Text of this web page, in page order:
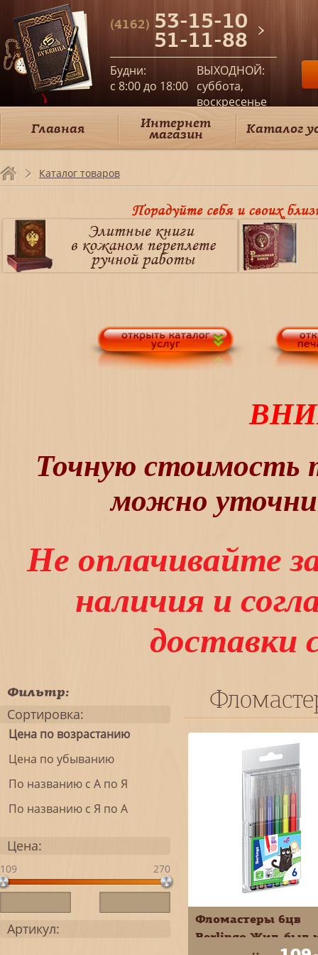
(4162) 53-15-10
51-11-88
Будни:
c 8:00 до 18:00
ВЫХОДНОЙ:
суббота,
воскресенье
Главная Интернет
магазин Каталог
Каталог товаров
Точную стоимость
можно
Не оплачивайте
наличия и
доставки
Фильтр:
Сортировка:
Цена по возрастанию
Цена по убыванию
По названию с А по Я
По названию с Я по А
Цена:
109 270
Артикул:
Фломастеры 6цв
Berlingo Жил-был